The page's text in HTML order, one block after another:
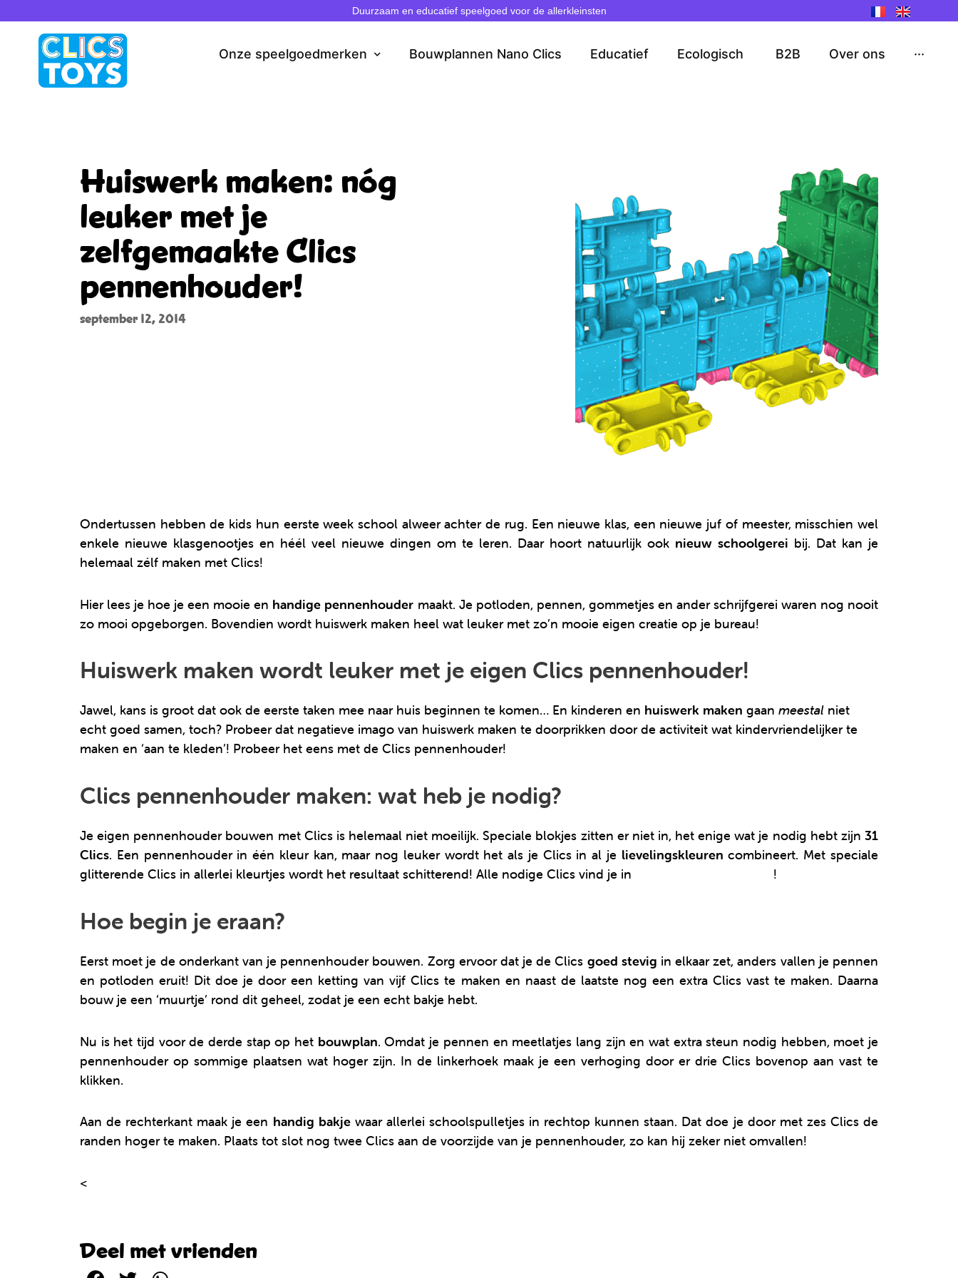
naar
Duurzaam en educatief speelgoed voor de allerkleinsten
Onze speelgoedmerken Bouwplannen Nano Clics Educatief Ecologisch B2B Over ons ···
Huiswerk maken: nóg
leuker met je
zelfgemaakte Clics
pennenhouder!
september 12, 2014
Ondertussen hebben de kids hun eerste week school alweer achter de rug. Een nieuwe klas, een nieuwe juf of meester, misschien wel
enkele nieuwe klasgenootjes en héél veel nieuwe dingen om te leren. Daar hoort natuurlijk ook nieuw schoolgerei bij. Dat kan je
helemaal zélf maken met Clics!
Hier lees je hoe je een mooie en handige pennenhouder maakt. Je potloden, pennen, gommetjes en ander schrijfgerei waren nog nooit
zo mooi opgeborgen. Bovendien wordt huiswerk maken heel wat leuker met zo’n mooie eigen creatie op je bureau!
Huiswerk maken wordt leuker met je eigen Clics pennenhouder!
Jawel, kans is groot dat ook de eerste taken mee naar huis beginnen te komen… En kinderen en huiswerk maken gaan meestal niet
echt goed samen, toch? Probeer dat negatieve imago van huiswerk maken te doorprikken door de activiteit wat kindervriendelijker te
maken en ‘aan te kleden’! Probeer het eens met de Clics pennenhouder!
Clics pennenhouder maken: wat heb je nodig?
Je eigen pennenhouder bouwen met Clics is helemaal niet moeilijk. Speciale blokjes zitten er niet in, het enige wat je nodig hebt zijn 31
Clics. Een pennenhouder in één kleur kan, maar nog leuker wordt het als je Clics in al je lievelingskleuren combineert. Met speciale
glitterende Clics in allerlei kleurtjes wordt het resultaat schitterend! Alle nodige Clics vind je in
!
Hoe begin je eraan?
Eerst moet je de onderkant van je pennenhouder bouwen. Zorg ervoor dat je de Clics goed stevig in elkaar zet, anders vallen je pennen
en potloden eruit! Dit doe je door een ketting van vijf Clics te maken en naast de laatste nog een extra Clics vast te maken. Daarna
bouw je een ‘muurtje’ rond dit geheel, zodat je een echt bakje hebt.
Nu is het tijd voor de derde stap op het bouwplan. Omdat je pennen en meetlatjes lang zijn en wat extra steun nodig hebben, moet je
pennenhouder op sommige plaatsen wat hoger zijn. In de linkerhoek maak je een verhoging door er drie Clics bovenop aan vast te
klikken.
Aan de rechterkant maak je een handig bakjewaar allerlei schoolspulletjes in rechtop kunnen staan. Dat doe je door met zes Clics de
randen hoger te maken. Plaats tot slot nog twee Clics aan de voorzijde van je pennenhouder, zo kan hij zeker niet omvallen!
<
Deel met vrienden